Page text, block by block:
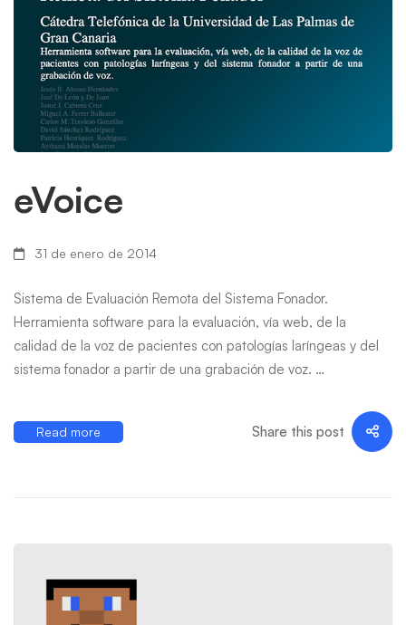
eVoice
31 de enero de 2014
Sistema de Evaluación Remota del Sistema Fonador.
Herramienta software para la evaluación, vía web, de la
calidad de la voz de pacientes con patologías laríngeas y del
sistema fonador a partir de una grabación de voz. …
Read more Share this post